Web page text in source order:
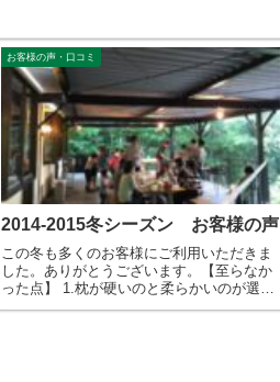
お客様の声・口コミ
2014-2015冬シーズン お客様の声
この冬も多くのお客様にご利用いただきま
した。ありがとうございます。【至らなか
った点】 1.枕が硬いのと柔らかいのが選択
で...